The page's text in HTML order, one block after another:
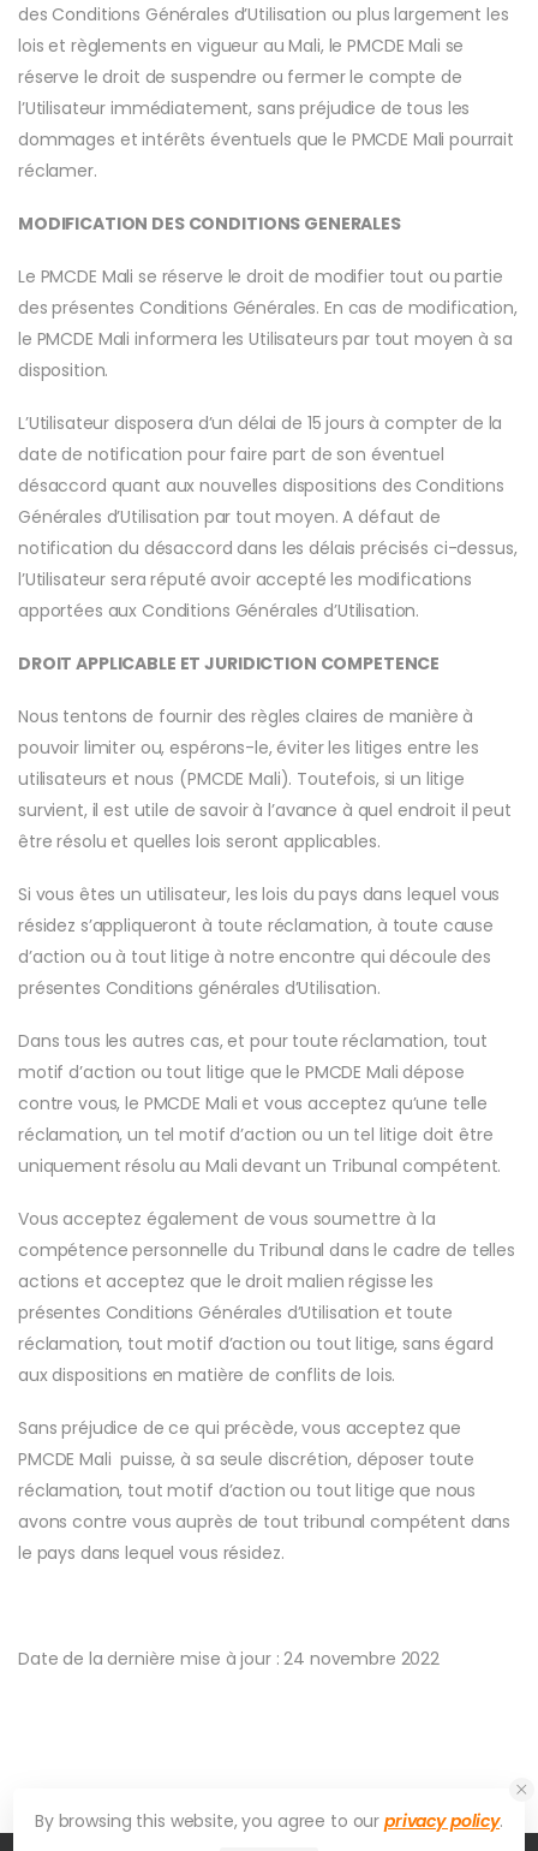
des Conditions Générales d’Utilisation ou plus largement les
lois et règlements en vigueur au Mali, le PMCDE Mali se
réserve le droit de suspendre ou fermer le compte de
l’Utilisateur immédiatement, sans préjudice de tous les
dommages et intérêts éventuels que le PMCDE Mali pourrait
réclamer.
MODIFICATION DES CONDITIONS GENERALES
Le PMCDE Mali se réserve le droit de modifier tout ou partie
des présentes Conditions Générales. En cas de modification,
le PMCDE Mali informera les Utilisateurs par tout moyen à sa
disposition.
L’Utilisateur disposera d’un délai de 15 jours à compter de la
date de notification pour faire part de son éventuel
désaccord quant aux nouvelles dispositions des Conditions
Générales d’Utilisation par tout moyen. A défaut de
notification du désaccord dans les délais précisés ci-dessus,
l’Utilisateur sera réputé avoir accepté les modifications
apportées aux Conditions Générales d’Utilisation.
DROIT APPLICABLE ET JURIDICTION COMPETENCE
Nous tentons de fournir des règles claires de manière à
pouvoir limiter ou, espérons-le, éviter les litiges entre les
utilisateurs et nous (PMCDE Mali). Toutefois, si un litige
survient, il est utile de savoir à l’avance à quel endroit il peut
être résolu et quelles lois seront applicables.
Si vous êtes un utilisateur, les lois du pays dans lequel vous
résidez s’appliqueront à toute réclamation, à toute cause
d’action ou à tout litige à notre encontre qui découle des
présentes Conditions générales d’Utilisation.
Dans tous les autres cas, et pour toute réclamation, tout
motif d’action ou tout litige que le PMCDE Mali dépose
contre vous, le PMCDE Mali et vous acceptez qu’une telle
réclamation, un tel motif d’action ou un tel litige doit être
uniquement résolu au Mali devant un Tribunal compétent.
Vous acceptez également de vous soumettre à la
compétence personnelle du Tribunal dans le cadre de telles
actions et acceptez que le droit malien régisse les
présentes Conditions Générales d’Utilisation et toute
réclamation, tout motif d’action ou tout litige, sans égard
aux dispositions en matière de conflits de lois.
Sans préjudice de ce qui précède, vous acceptez que
PMCDE Mali puisse, à sa seule discrétion, déposer toute
réclamation, tout motif d’action ou tout litige que nous
avons contre vous auprès de tout tribunal compétent dans
le pays dans lequel vous résidez.
Date de la dernière mise à jour : 24 novembre 2022
By browsing this website, you agree to ourprivacy policy.